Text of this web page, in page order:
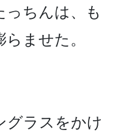
っちんは、も
ませた。
グラスをかけ